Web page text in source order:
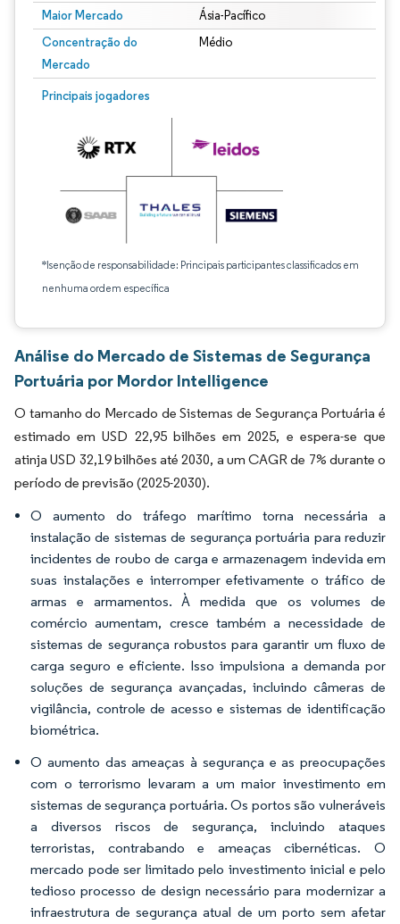
Maior Mercado Ásia-Pacífico
Concentração do
Mercado
Médio
Principais jogadores
*Isenção de responsabilidade: Principais participantes classificados em
nenhuma ordem específica
Análise do Mercado de Sistemas de Segurança
Portuária por Mordor Intelligence
O tamanho do Mercado de Sistemas de Segurança Portuária é
estimado em USD 22,95 bilhões em 2025, e espera-se que
atinja USD 32,19 bilhões até 2030, a um CAGR de 7% durante o
período de previsão (2025-2030).
O aumento do tráfego marítimo torna necessária a
instalação de sistemas de segurança portuária para reduzir
incidentes de roubo de carga e armazenagem indevida em
suas instalações e interromper efetivamente o tráfico de
armas e armamentos. À medida que os volumes de
comércio aumentam, cresce também a necessidade de
sistemas de segurança robustos para garantir um fluxo de
carga seguro e eficiente. Isso impulsiona a demanda por
soluções de segurança avançadas, incluindo câmeras de
vigilância, controle de acesso e sistemas de identificação
biométrica.
O aumento das ameaças à segurança e as preocupações
com o terrorismo levaram a um maior investimento em
sistemas de segurança portuária. Os portos são vulneráveis
a diversos riscos de segurança, incluindo ataques
terroristas, contrabando e ameaças cibernéticas. O
mercado pode ser limitado pelo investimento inicial e pelo
tedioso processo de design necessário para modernizar a
infraestrutura de segurança atual de um porto sem afetar